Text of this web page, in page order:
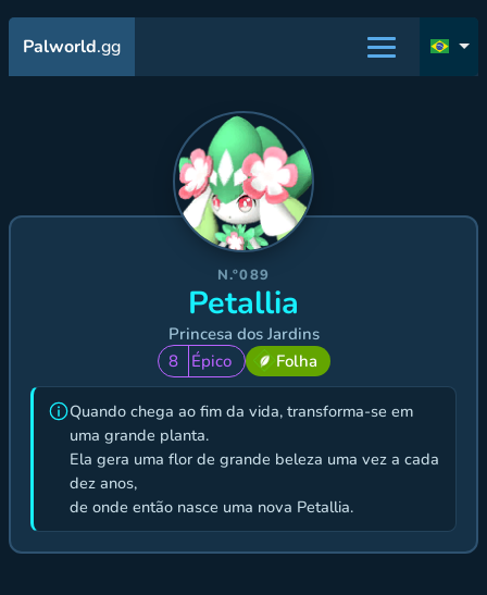
Palworld.gg
N.º089
Petallia
Princesa dos Jardins
8
Épico Folha
Quando chega ao fim da vida, transforma-se em
uma grande planta.
Ela gera uma flor de grande beleza uma vez a cada
dez anos,
de onde então nasce uma nova Petallia.